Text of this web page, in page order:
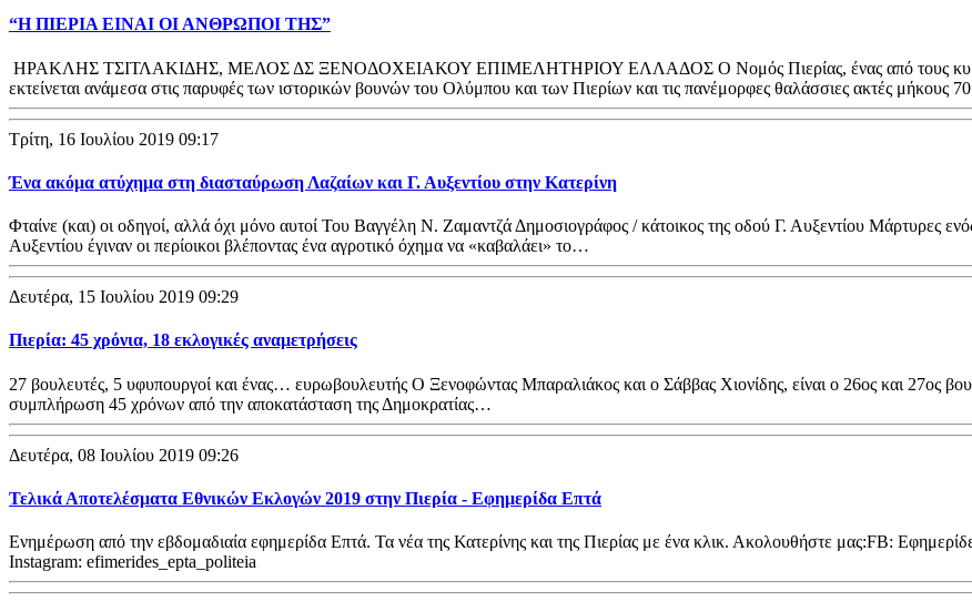
“Η ΠΙΕΡΙΑ ΕΙΝΑΙ ΟΙ ΑΝΘΡΩΠΟΙ ΤΗΣ”
ΗΡΑΚΛΗΣ ΤΣΙΤΛΑΚΙΔΗΣ, ΜΕΛΟΣ ΔΣ ΞΕΝΟΔΟΧΕΙΑΚΟΥ ΕΠΙΜΕΛΗΤΗΡΙΟΥ ΕΛΛΑΔΟΣ Ο Νομός Πιερίας, ένας από τους
εκτείνεται ανάμεσα στις παρυφές των ιστορικών βουνών του Ολύμπου και των Πιερίων και τις πανέμορφες θαλάσσιες ακτές μήκους
Τρίτη, 16 Ιουλίου 2019 09:17
Ένα ακόμα ατύχημα στη διασταύρωση Λαζαίων και Γ. Αυξεντίου στην Κατερίνη
Φταίνε (και) οι οδηγοί, αλλά όχι μόνο αυτοί Του Βαγγέλη Ν. Ζαμαντζά Δημοσιογράφος / κάτοικος της οδού Γ. Αυξεντίου Μάρτυρες
Αυξεντίου έγιναν οι περίοικοι βλέποντας ένα αγροτικό όχημα να «καβαλάει» το…
Δευτέρα, 15 Ιουλίου 2019 09:29
Πιερία: 45 χρόνια, 18 εκλογικές αναμετρήσεις
27 βουλευτές, 5 υφυπουργοί και ένας… ευρωβουλευτής Ο Ξενοφώντας Μπαραλιάκος και ο Σάββας Χιονίδης, είναι ο 26ος και 27ος
συμπλήρωση 45 χρόνων από την αποκατάσταση της Δημοκρατίας…
Δευτέρα, 08 Ιουλίου 2019 09:26
Τελικά Αποτελέσματα Εθνικών Εκλογών 2019 στην Πιερία - Εφημερίδα Επτά
Ενημέρωση από την εβδομαδιαία εφημερίδα Επτά. Τα νέα της Κατερίνης και της Πιερίας με ένα κλικ. Ακολουθήστε μας:FB:
Instagram: efimerides_epta_politeia